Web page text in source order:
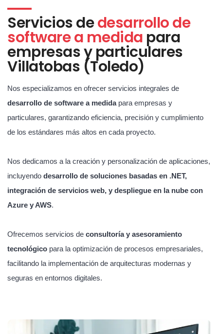
Servicios dedesarrollo de
software a medida para
empresas y particulares
Villatobas (Toledo)
Nos especializamos en ofrecer servicios integrales de
desarrollo de software a medidapara empresas y
particulares, garantizando eficiencia, precisión y cumplimiento
de los estándares más altos en cada proyecto.
Nos dedicamos a la creación y personalización de aplicaciones,
incluyendo desarrollo de soluciones basadas en .NET,
integración de servicios web, y despliegue en la nube con
Azure y AWS.
Ofrecemos servicios de consultoría y asesoramiento
tecnológico para la optimización de procesos empresariales,
facilitando la implementación de arquitecturas modernas y
seguras en entornos digitales.